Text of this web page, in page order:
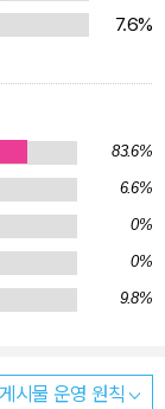
은 의미를 찾아가
라는 가면을 쓰고
는 사람들이 있
개를 끄덕이며 잘
하는 이유는 무엇
수 있는 역사에 대
르게 왜곡당하기
집권기부터 일제
사는 바로 ‘요즘
7.6%
83.6%
6.6%
0%
0%
9.8%
게시물 운영 원칙